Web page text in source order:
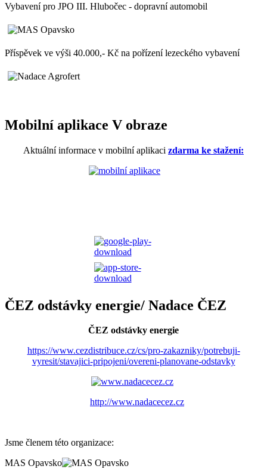
Vybavení pro JPO III. Hlubočec - dopravní automobil
Příspěvek ve výši 40.000,- Kč na pořízení lezeckého vybavení
Mobilní aplikace V obraze
Aktuální informace v mobilní aplikaci zdarma ke stažení:
ČEZ odstávky energie/ Nadace ČEZ
ČEZ odstávky energie
https://www.cezdistribuce.cz/cs/pro-zakazniky/potrebuji-
vyresit/stavajici-pripojeni/overeni-planovane-odstavky
http://www.nadacecez.cz
Jsme členem této organizace:
MAS Opavsko